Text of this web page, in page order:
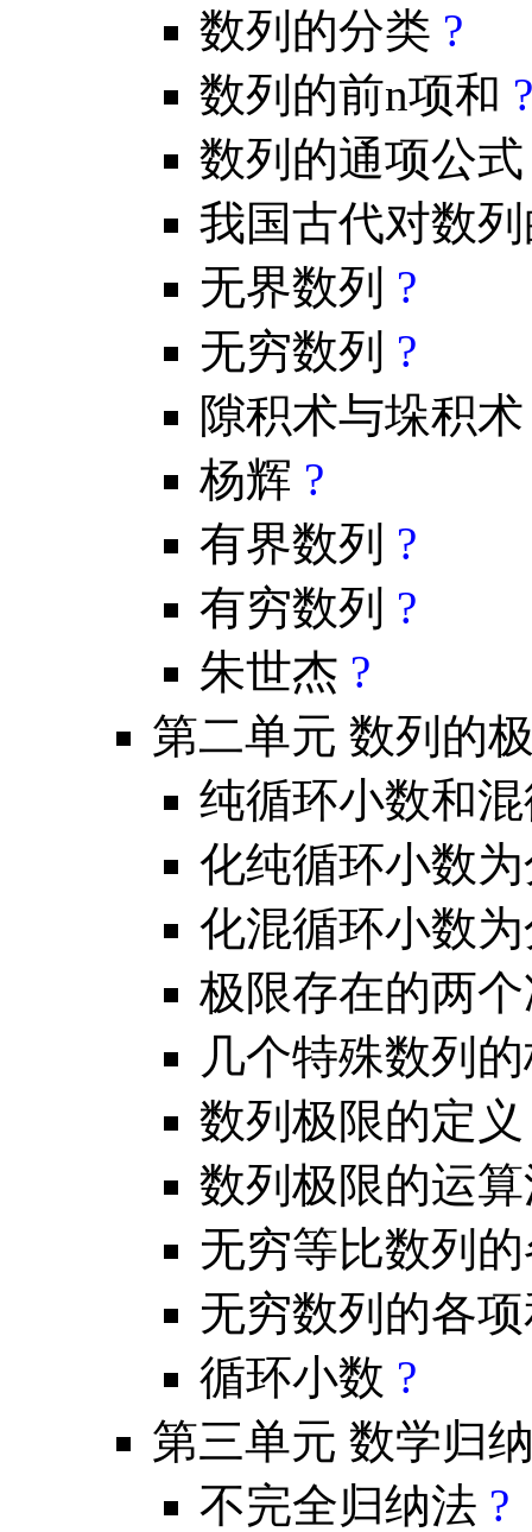
数列的分类 ?
数列的前n项和 ?
数列的通项公
我国古代对数
无界数列 ?
无穷数列 ?
隙积术与垛积
杨辉 ?
有界数列 ?
有穷数列 ?
朱世杰 ?
第二单元 数列的
纯循环小数和
化纯循环小数
化混循环小数
极限存在的两
几个特殊数列
数列极限的定
数列极限的运
无穷等比数列
无穷数列的各
循环小数 ?
第三单元 数学归
不完全归纳法 ?